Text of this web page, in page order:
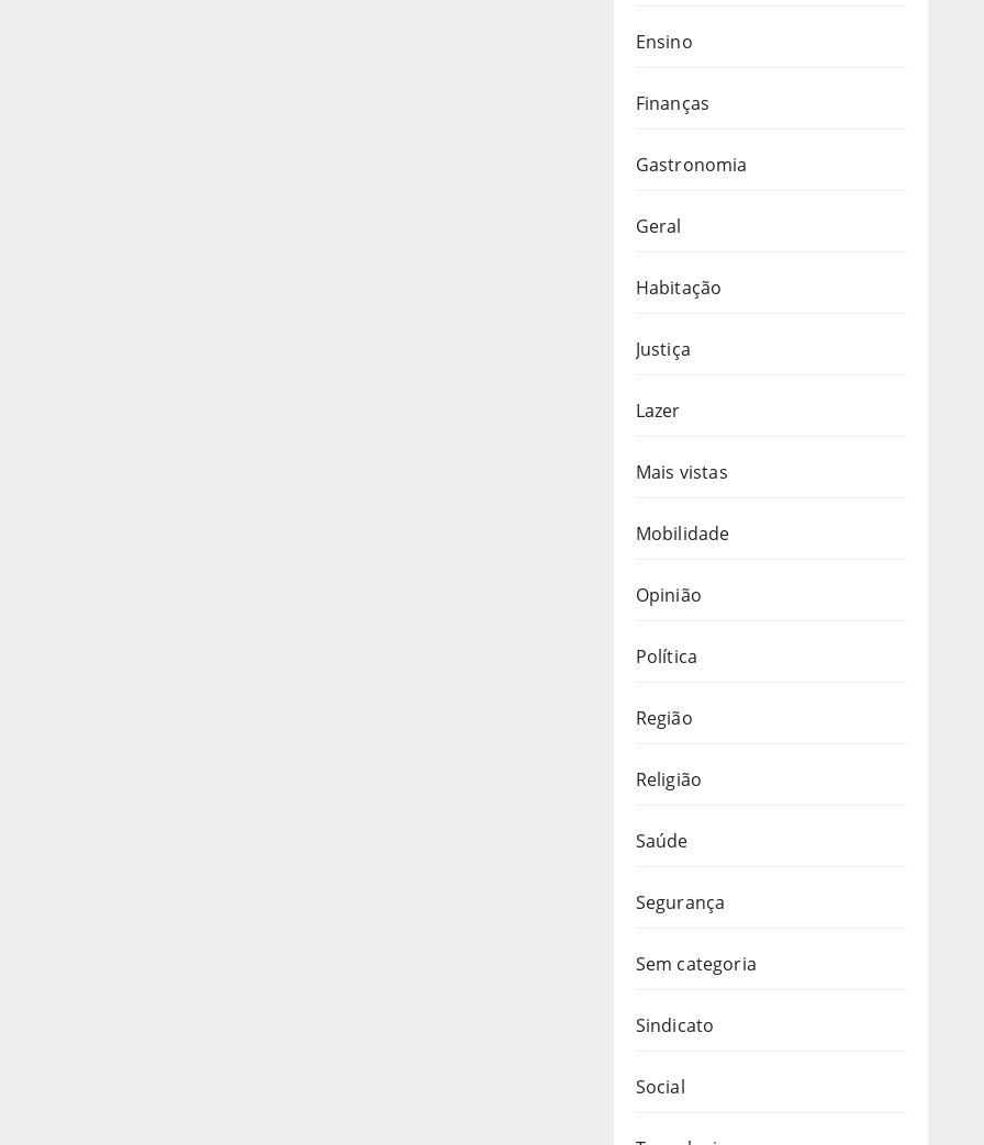
Ensino
Finanças
Gastronomia
Geral
Habitação
Justiça
Lazer
Mais vistas
Mobilidade
Opinião
Política
Região
Religião
Saúde
Segurança
Sem categoria
Sindicato
Social